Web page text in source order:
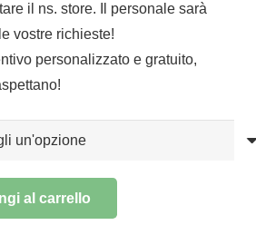
attuale
è:
€385,40.
il ns. store. Il personale sarà
vostre richieste!
personalizzato e gratuito,
al carrello